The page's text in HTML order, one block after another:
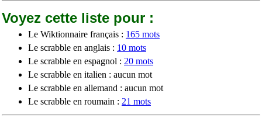
Voyez cette liste pour :
Le Wiktionnaire français : 165 mots
Le scrabble en anglais : 10 mots
Le scrabble en espagnol : 20 mots
Le scrabble en italien : aucun mot
Le scrabble en allemand : aucun mot
Le scrabble en roumain : 21 mots